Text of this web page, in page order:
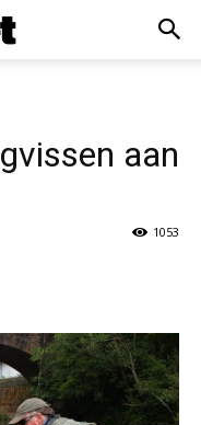
aan
1053